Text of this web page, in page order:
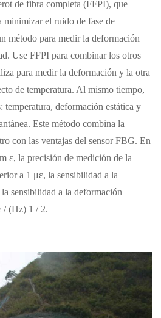
de fibra completa (FFPI), que
minimizar el ruido de fase de
método para medir la deformación
Use FFPI para combinar los otros
para medir la deformación y la otra
de temperatura. Al mismo tiempo,
temperatura, deformación estática y
Este método combina la
con las ventajas del sensor FBG. En
ε, la precisión de medición de la
a 1 με, la sensibilidad a la
sensibilidad a la deformación
/ (Hz) 1 / 2.